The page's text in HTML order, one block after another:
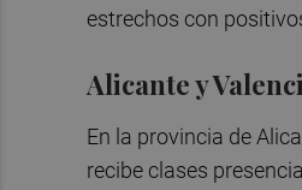
estrechos con
Alicante y
En la provincia de
recibe clases